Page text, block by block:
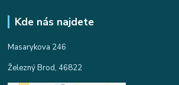
Kde nás najdete
Masarykova 246
Železný Brod, 46822